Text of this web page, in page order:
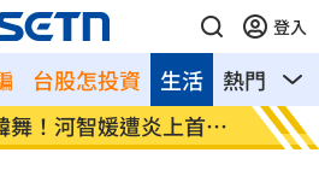
登入
台股怎投資 熱門 影
生活
舞！河智媛遭炎上首露
不只3
展